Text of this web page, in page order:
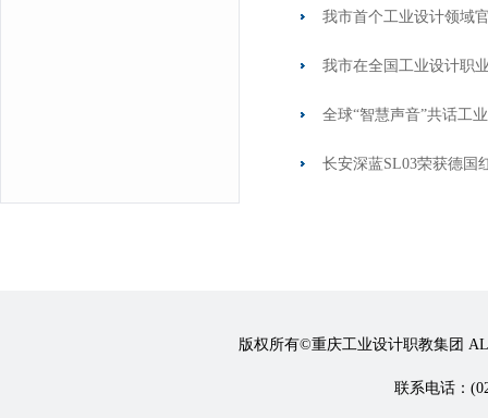
我市首个工业设计领域
我市在全国工业设计职
全球“智慧声音”共话工
长安深蓝SL03荣获德国
版权所有©重庆工业设计职教集团
联系电话：